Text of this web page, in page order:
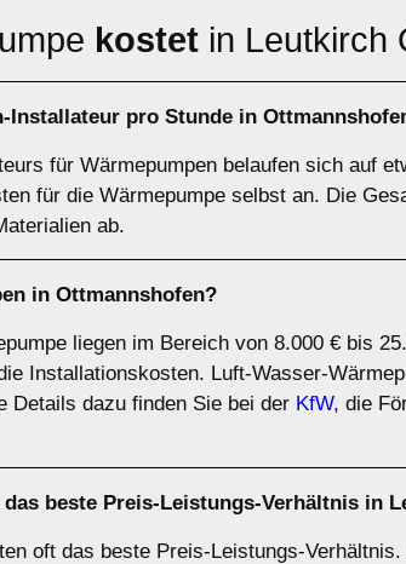
kostet in Leutkirch
Installateur pro Stunde in
für Wärmepumpen belaufen sich auf
für die Wärmepumpe selbst an. Die
ab.
in Ottmannshofen?
liegen im Bereich von 8.000 € bis
Installationskosten. Luft-Wasser-
Details dazu finden Sie bei der KfW, die
beste Preis-Leistungs-Verhältnis in
oft das beste Preis-Leistungs-